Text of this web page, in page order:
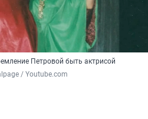
Петровой быть актрисой
/ Youtube.com